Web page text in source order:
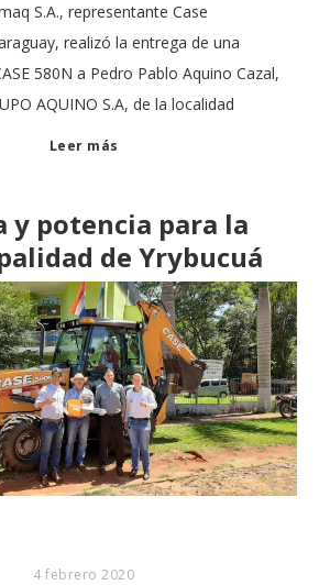
S.A., representante Case
realizó la entrega de una
580N a Pedro Pablo Aquino Cazal,
AQUINO S.A, de la localidad
Leer más
y potencia para la
de Yrybucuá
4 febrero 2020